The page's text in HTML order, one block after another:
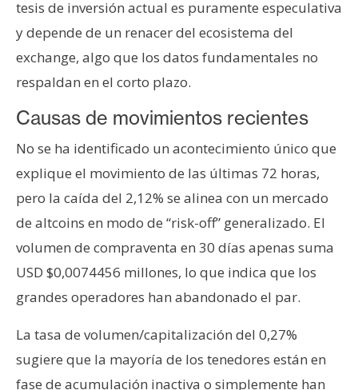
d
tesis de inversión actual es puramente especulativa
y depende de un renacer del ecosistema del
exchange, algo que los datos fundamentales no
respaldan en el corto plazo.
Causas de movimientos recientes
No se ha identificado un acontecimiento único que
explique el movimiento de las últimas 72 horas,
pero la caída del 2,12% se alinea con un mercado
de altcoins en modo de “risk-off” generalizado. El
volumen de compraventa en 30 días apenas suma
USD $0,0074456 millones, lo que indica que los
grandes operadores han abandonado el par.
La tasa de volumen/capitalización del 0,27%
sugiere que la mayoría de los tenedores están en
fase de acumulación inactiva o simplemente han